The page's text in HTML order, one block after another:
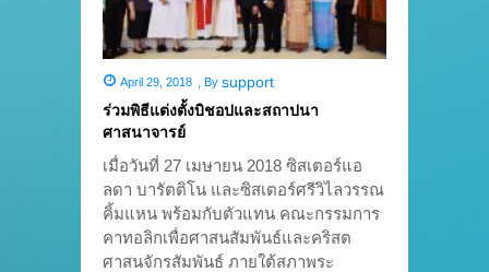
April 29, 2018 , By support
ร่วมพิธีแต่งตั้งบิชอปและสถาปนา
ศาสนาจารย์
เมื่อวันที่ 27 เมษายน 2018 ซิสเตอร์แอ
ลดา บารัตติโน และซิสเตอร์ศรีวิไลวรรณ
คิ้มแหน พร้อมกับตัวแทน คณะกรรมการ
คาทอลิกเพื่อศาสนสัมพันธ์และคริสต
ศาสนจักรสัมพันธ์ ภายใต้สภาพระ